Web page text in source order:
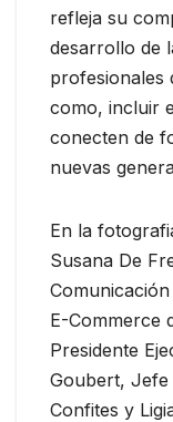
refleja su
desarrollo de
profesionales
como, incluir
conecten de
nuevas
En la
Susana De
E-Commerce
Presidente
Goubert, Jefe
Confites y